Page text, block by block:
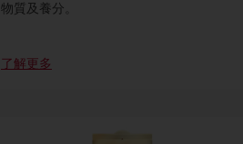
物質及養分。
了解更多